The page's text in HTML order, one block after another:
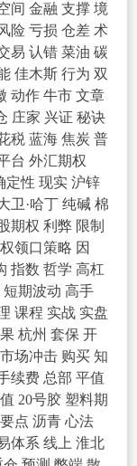
间 金融 支撑 境
险 亏损 仓差 术
易 认错 菜油 碳
佳木斯 行为 双
动作 牛市 文章
庄家 兴证 秘诀
税 蓝海 焦炭 普
台 外汇期权
定性 现实 沪锌
卫·哈丁 纯碱 棉
期权 利弊 限制
领口策略 因
指数 哲学 高杠
短期波动 高手
课程 实战 实盘
杭州 套保 开
市场冲击 购买 知
续费 总部 平值
20号胶 塑料期
要点 沥青 心法
体系 线上 淮北